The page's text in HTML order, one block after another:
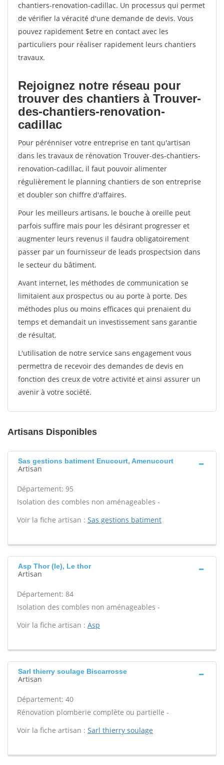
chantiers-renovation-cadillac. Un processus qui permet
de vérifier la véracité d'une demande de devis. Vous
pouvez rapidement $etre en contact avec les
particuliers pour réaliser rapidement leurs chantiers
travaux.
Rejoignez notre réseau pour
trouver des chantiers à Trouver-
des-chantiers-renovation-
cadillac
Pour pérénniser votre entreprise en tant qu'artisan
dans les travaux de rénovation Trouver-des-chantiers-
renovation-cadillac, il faut pouvoir alimenter
régulièrement le planning chantiers de son entreprise
et doubler son chiffre d'affaires.
Pour les meilleurs artisans, le bouche à oreille peut
parfois suffire mais pour les désirant progresser et
augmenter leurs revenus il faudra obligatoirement
passer par un fournisseur de leads prospectsion dans
le secteur du bâtiment.
Avant internet, les méthodes de communication se
limitaient aux prospectus ou au porte à porte. Des
méthodes plus ou moins efficaces qui prenaient du
temps et demandait un investissement sans garantie
de résultat.
L'utilisation de notre service sans engagement vous
permettra de recevoir des demandes de devis en
fonction des creux de votre activité et ainsi assurer un
avenir à votre société.
Artisans Disponibles
Sas gestions batiment Enucourt, Amenucourt
Artisan
Département: 95
Isolation des combles non aménageables -
Voir la fiche artisan : Sas gestions batiment
Asp Thor (le), Le thor
Artisan
Département: 84
Isolation des combles non aménageables -
Voir la fiche artisan : Asp
Sarl thierry soulage Biscarrosse
Artisan
Département: 40
Rénovation plomberie complète ou partielle -
Voir la fiche artisan : Sarl thierry soulage